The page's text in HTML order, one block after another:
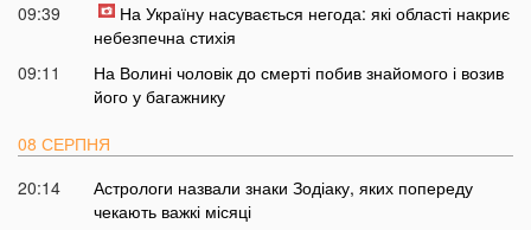
09:39
На Україну насувається негода: які області накриє
небезпечна стихія
09:11
На Волині чоловік до смерті побив знайомого і возив
його у багажнику
08 СЕРПНЯ
20:14
Астрологи назвали знаки Зодіаку, яких попереду
чекають важкі місяці